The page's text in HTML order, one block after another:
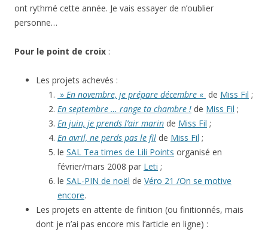
ont rythmé cette année. Je vais essayer de n’oublier
personne…
Pour le point de croix :
Les projets achevés :
» En novembre, je prépare décembre « de Miss Fil ;
En septembre … range ta chambre ! de Miss Fil ;
En juin, je prends l’air marin de Miss Fil ;
En avril, ne perds pas le fil de Miss Fil ;
le SAL Tea times de Lili Points organisé en
février/mars 2008 par Leti ;
le SAL-PIN de noël de Véro 21 /On se motive
encore.
Les projets en attente de finition (ou finitionnés, mais
dont je n’ai pas encore mis l’article en ligne) :